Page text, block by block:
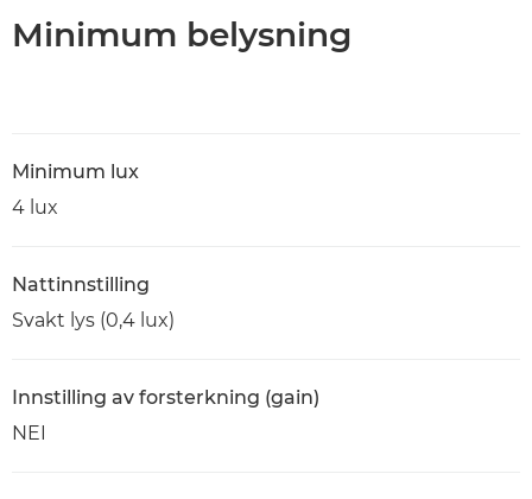
Minimum belysning
Minimum lux
4 lux
Nattinnstilling
Svakt lys (0,4 lux)
Innstilling av forsterkning (gain)
NEI